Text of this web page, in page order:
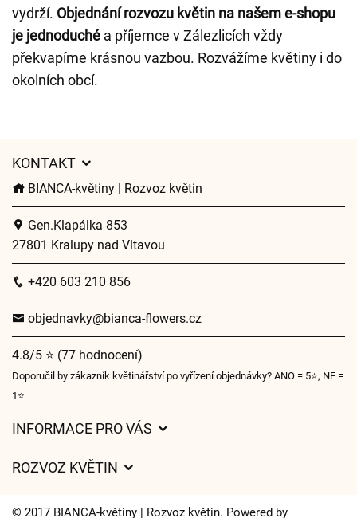
vydrží. Objednání rozvozu květin na našem e-shopu
je jednoduché a příjemce v Zálezlicích vždy
překvapíme krásnou vazbou. Rozvážíme květiny i do
okolních obcí.
KONTAKT
BIANCA-květiny | Rozvoz květin
Gen.Klapálka 853
27801 Kralupy nad Vltavou
+420 603 210 856
objednavky@bianca-flowers.cz
4.8/5 ⭐ (77 hodnocení)
Doporučil by zákazník květinářství po vyřízení objednávky? ANO = 5⭐, NE =
1⭐
INFORMACE PRO VÁS
Pro firmy
ROZVOZ KVĚTIN
© 2017 BIANCA-květiny | Rozvoz květin. Powered by